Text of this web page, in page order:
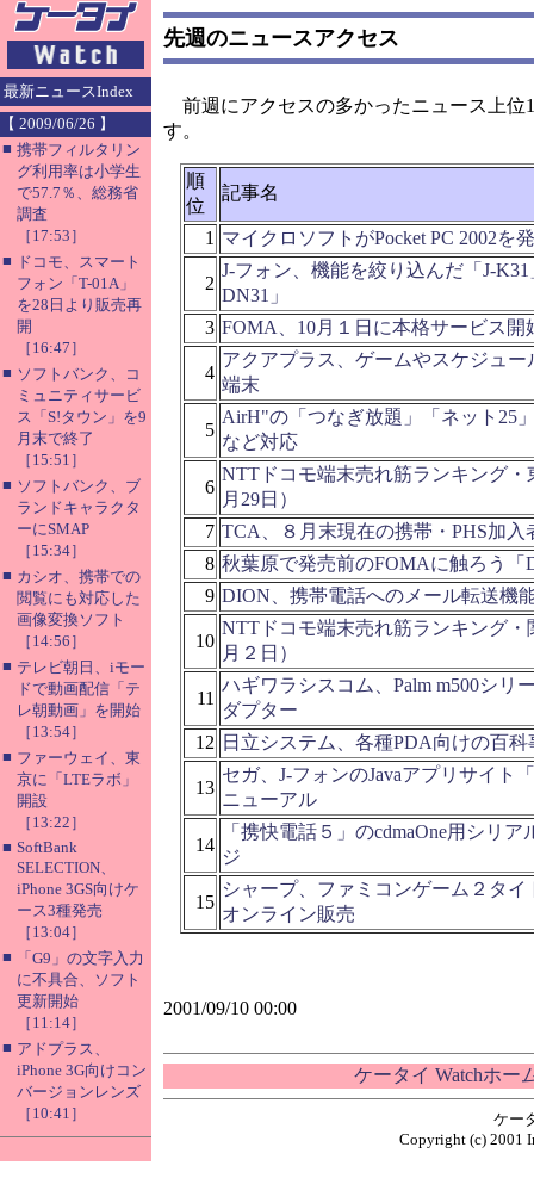
最新ニュースIndex
【 2009/06/26 】
■ 携帯フィルタリン
グ利用率は小学生
で57.7％、総務省
調査
［17:53］
■ ドコモ、スマート
フォン「T-01A」
を28日より販売再
開
［16:47］
■ ソフトバンク、コ
ミュニティサービ
ス「S!タウン」を9
月末で終了
［15:51］
■ ソフトバンク、ブ
ランドキャラクタ
ーにSMAP
［15:34］
■ カシオ、携帯での
閲覧にも対応した
画像変換ソフト
［14:56］
■ テレビ朝日、iモー
ドで動画配信「テ
レ朝動画」を開始
［13:54］
■ ファーウェイ、東
京に「LTEラボ」
開設
［13:22］
■ SoftBank
SELECTION、
iPhone 3GS向けケ
ース3種発売
［13:04］
■
「G9」の文字入力
に不具合、ソフト
更新開始
［11:14］
■ アドプラス、
iPhone 3G向けコン
バージョンレンズ
［10:41］
先週のニュースアクセス
前週にアクセスの多かったニュース上位
す。
順
位
記事名
1 マイクロソフトがPocket PC 2002を
2
J-フォン、機能を絞り込んだ「J-K31
DN31」
3 FOMA、10月１日に本格サービス開
4
アクアプラス、ゲームやスケジュ
端末
5
AirH"の「つなぎ放題」「ネット25
など対応
6
NTTドコモ端末売れ筋ランキング・
月29日）
7 TCA、８月末現在の携帯・PHS加入
8 秋葉原で発売前のFOMAに触ろう「
9 DION、携帯電話へのメール転送機
10
NTTドコモ端末売れ筋ランキング・
月２日）
11
ハギワラシスコム、Palm m500シリ
ダプター
12 日立システム、各種PDA向けの百科
13
セガ、J-フォンのJavaアプリサイト
ニューアル
14
「携快電話５」のcdmaOne用シリ
ジ
15
シャープ、ファミコンゲーム２タ
オンライン販売
2001/09/10 00:00
ケータイ Watchホー
ケー
Copyright (c) 2001